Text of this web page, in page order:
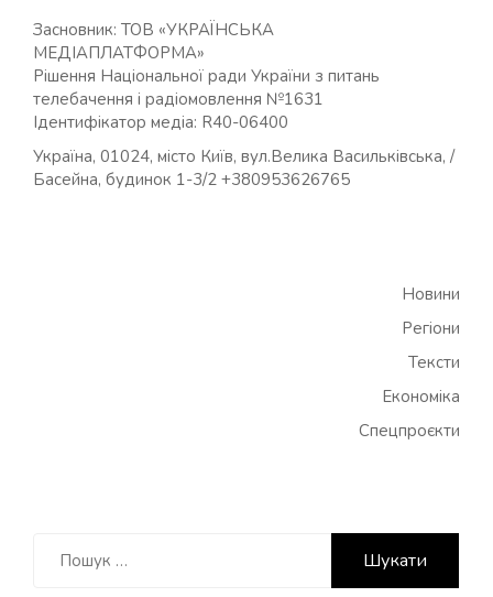
Засновник: ТОВ «УКРАЇНСЬКА
МЕДІАПЛАТФОРМА»
Рішення Національної ради України з питань
телебачення і радіомовлення №1631
Ідентифікатор медіа: R40-06400
Україна, 01024, місто Київ, вул.Велика Васильківська, /
Басейна, будинок 1-3/2 +380953626765
Новини
Регіони
Тексти
Економіка
Спецпроєкти